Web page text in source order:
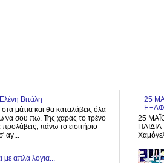
Βιτάλη
στα μάτια και θα καταλάβεις όλα
να σου πω. Της χαράς το τρένο
προλάβεις, πάνω το εισιτήριο
αγ...
με απλά λόγια...
25
25
ΠΑΙΔΙΑ